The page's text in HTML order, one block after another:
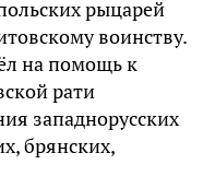
рыцарей
воинству.
на помощь к
рати
западнорусских
брянских,